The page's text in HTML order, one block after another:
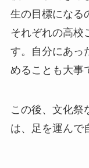
生の目標になる
それぞれの高校
す。自分にあっ
めることも大事
この後、文化祭
は、足を運んで